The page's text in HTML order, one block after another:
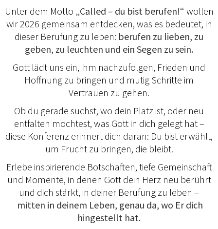
Unter dem Motto „Called – du bist berufen!“ wollen
wir 2026 gemeinsam entdecken, was es bedeutet, in
dieser Berufung zu leben: berufen zu lieben, zu
geben, zu leuchten und ein Segen zu sein.
Gott lädt uns ein, ihm nachzufolgen, Frieden und
Hoffnung zu bringen und mutig Schritte im
Vertrauen zu gehen.
Ob du gerade suchst, wo dein Platz ist, oder neu
entfalten möchtest, was Gott in dich gelegt hat –
diese Konferenz erinnert dich daran: Du bist erwählt,
um Frucht zu bringen, die bleibt.
Erlebe inspirierende Botschaften, tiefe Gemeinschaft
und Momente, in denen Gott dein Herz neu berührt
und dich stärkt, in deiner Berufung zu leben –
mitten in deinem Leben, genau da, wo Er dich
hingestellt hat.